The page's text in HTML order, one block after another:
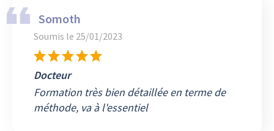
Somoth
Soumis le 25/01/2023
Docteur
Formation très bien détaillée en terme de
méthode, va à l'essentiel